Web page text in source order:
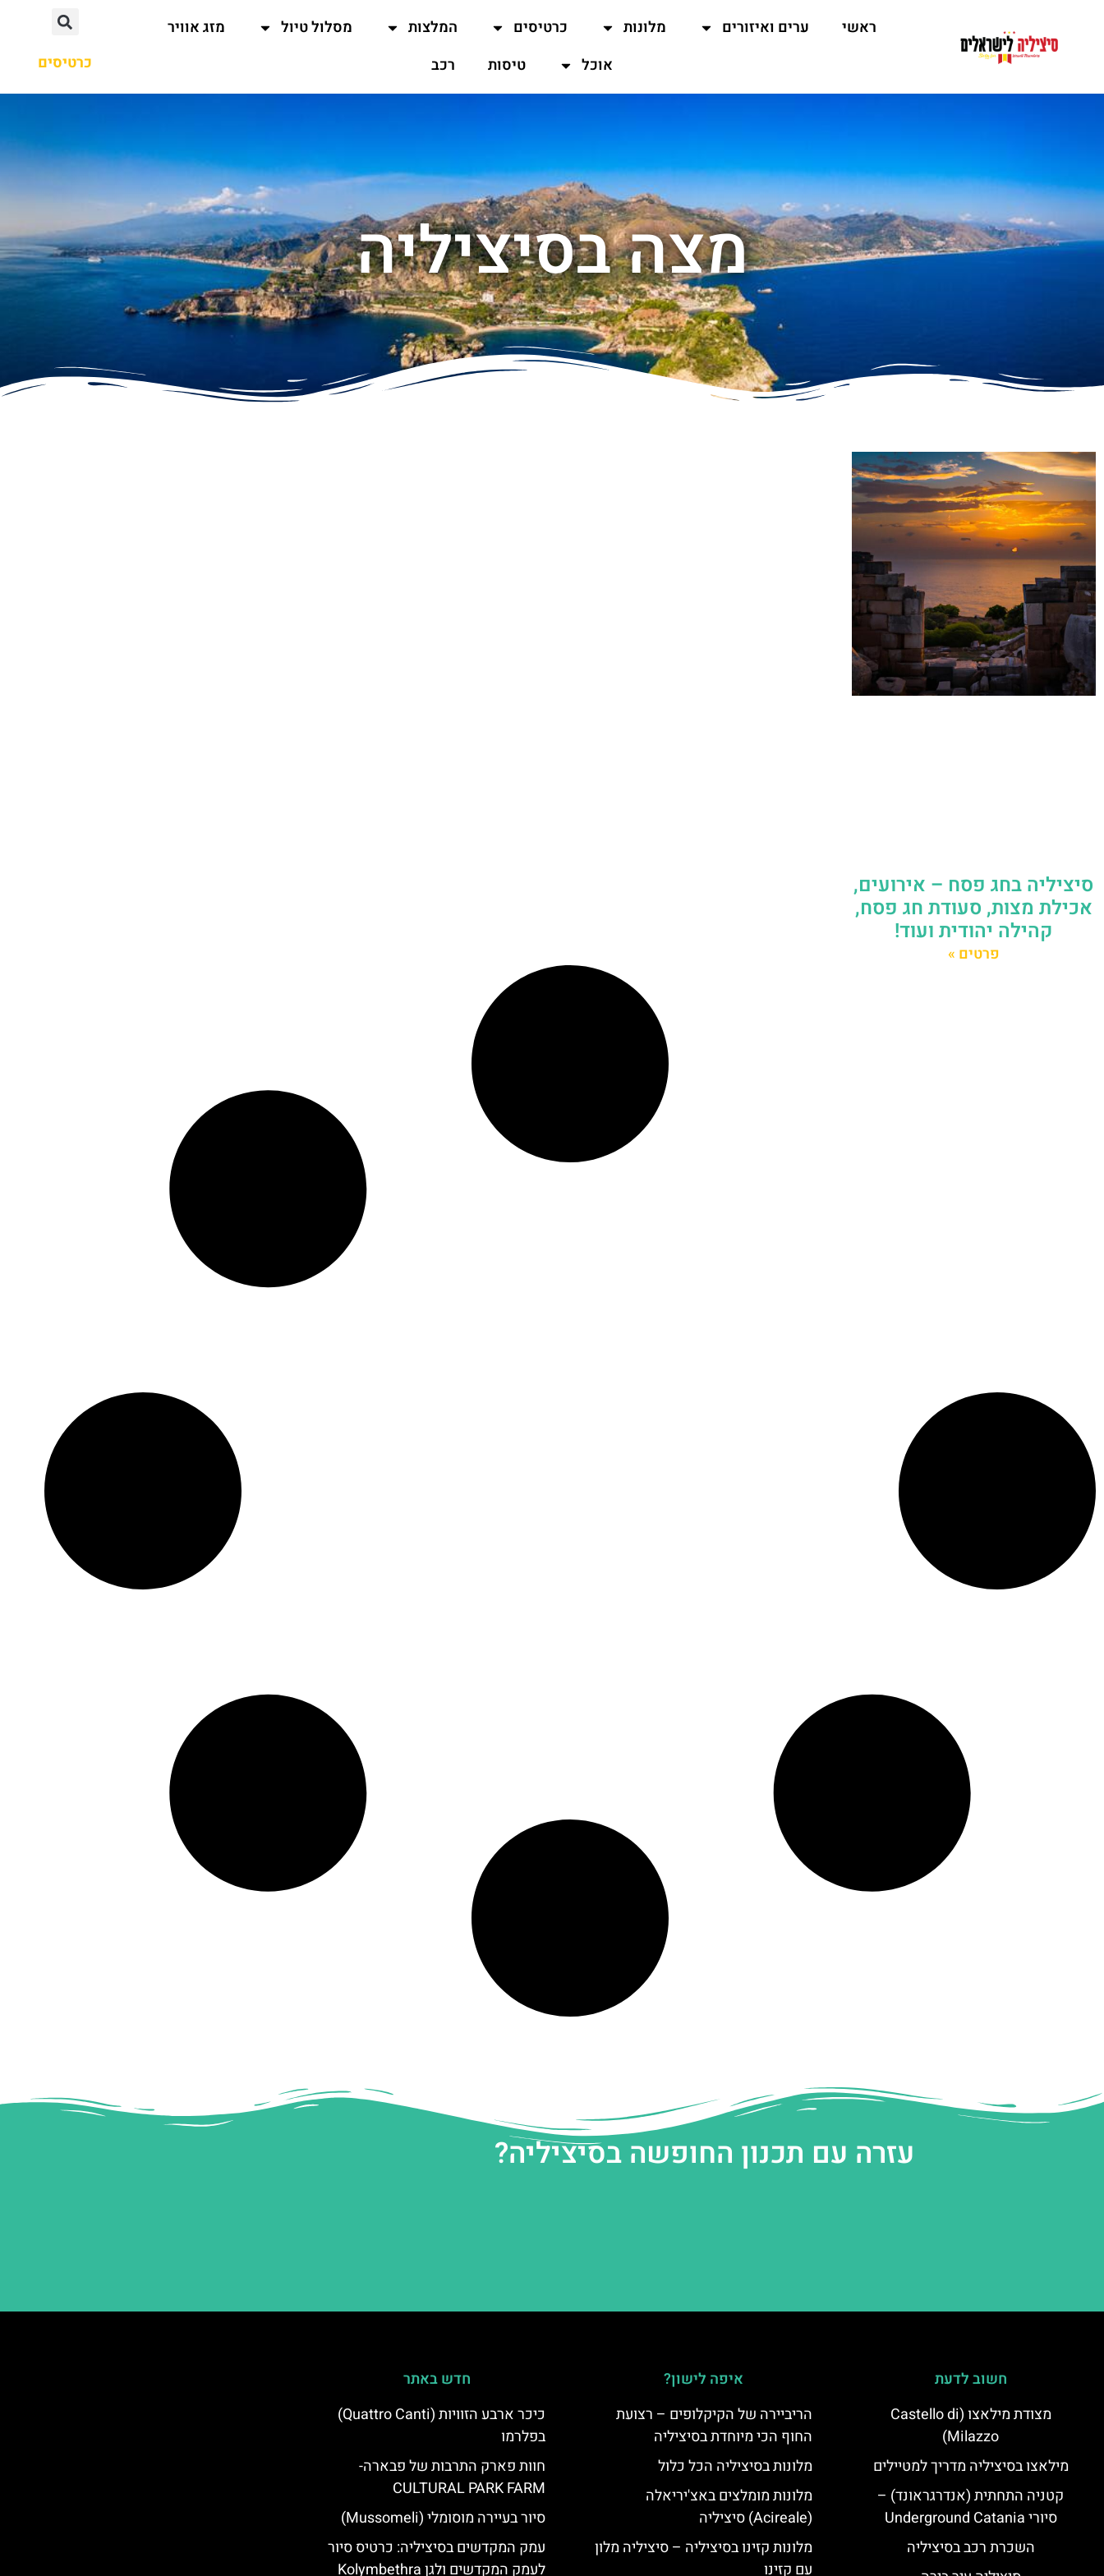
ראשי ערים ואיזורים מלונות כרטיסים המלצות מסלול טיול
מזג אוויר
אוכל
טיסות רכב כרטיסים
מצה בסיציליה
סיציליה בחג פסח – אירועים,
אכילת מצות, סעודת חג פסח,
קהילה יהודית ועוד!
פרטים »
עזרה עם תכנון החופשה בסיציליה?
חשוב לדעת
מצודת מילאצו (Castello di
Milazzo)
מילאצו בסיציליה מדריך למטיילים
קטניה התחתית (אנדרגראונד) –
סיורי Underground Catania
השכרת רכב בסיציליה
איפה לישון?
הריביירה של הקיקלופים – רצועת
החוף הכי מיוחדת בסיציליה
מלונות בסיציליה הכל כלול
מלונות מומלצים באצ'יריאלה
(Acireale) סיציליה
מלונות קזינו בסיציליה – סיציליה מלון
עם קזינו
חדש באתר
כיכר ארבע הזוויות (Quattro Canti)
בפלרמו
חוות פארק התרבות של פבארה-
CULTURAL PARK FARM
סיור בעיירה מוסומלי (Mussomeli)
עמק המקדשים בסיציליה: כרטיס סיור
לעמק המקדשים ולגן Kolymbethra